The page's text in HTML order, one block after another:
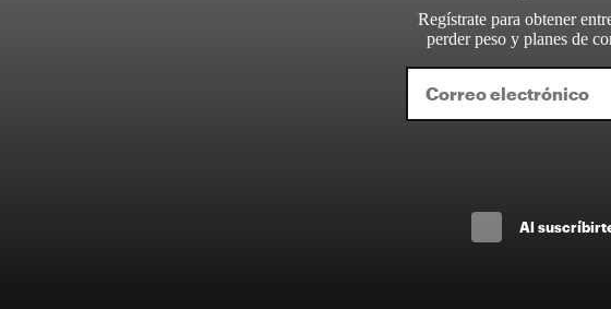
Regístrate para obtener
perder peso y planes de
Al